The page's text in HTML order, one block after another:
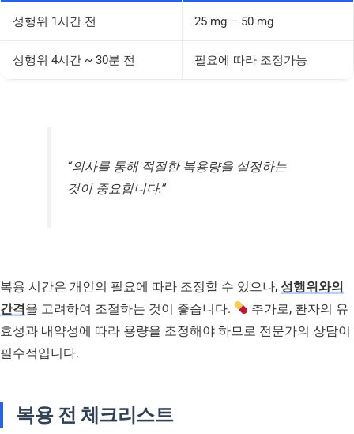
성행위 1시간 전 25 mg – 50 mg
성행위 4시간 ~ 30분 전 필요에 따라 조정가능
“의사를 통해 적절한 복용량을 설정하는
것이 중요합니다.”
복용 시간은 개인의 필요에 따라 조정할 수 있으나, 성행위와의
간격을 고려하여 조절하는 것이 좋습니다.
추가로, 환자의 유
효성과 내약성에 따라 용량을 조정해야 하므로 전문가의 상담이
필수적입니다.
복용 전 체크리스트